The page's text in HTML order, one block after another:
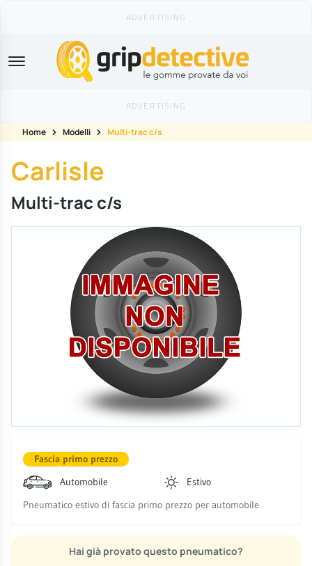
GripDetective
Home Modelli Multi-trac c/s
Carlisle
Multi-trac c/s
Fascia primo prezzo
Automobile
Estivo
Pneumatico estivo di fascia primo prezzo per automobile
Hai già provato questo pneumatico?